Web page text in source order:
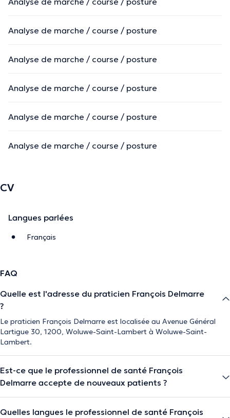
Analyse de marche / course / posture
Analyse de marche / course / posture
Analyse de marche / course / posture
Analyse de marche / course / posture
Analyse de marche / course / posture
CV
Langues parlées
Français
FAQ
Quelle est l'adresse du praticien François Delmarre
?
Le praticien François Delmarre est localisée au Avenue Général
Lartigue 30, 1200, Woluwe-Saint-Lambert à Woluwe-Saint-
Lambert.
Est-ce que le professionnel de santé François
Delmarre accepte de nouveaux patients ?
Quelles langues le professionnel de santé François